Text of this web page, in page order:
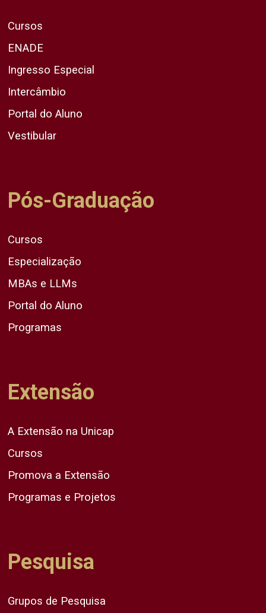
Cursos
ENADE
Ingresso Especial
Intercâmbio
Portal do Aluno
Vestibular
Pós-Graduação
Cursos
Especialização
MBAs e LLMs
Portal do Aluno
Programas
Extensão
A Extensão na Unicap
Cursos
Promova a Extensão
Programas e Projetos
Pesquisa
Grupos de Pesquisa